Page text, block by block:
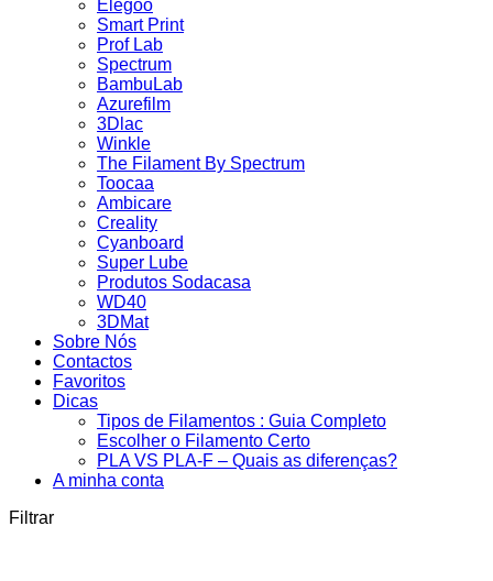
Elegoo
Smart Print
Prof Lab
Spectrum
BambuLab
Azurefilm
3Dlac
Winkle
The Filament By Spectrum
Toocaa
Ambicare
Creality
Cyanboard
Super Lube
Produtos Sodacasa
WD40
3DMat
Sobre Nós
Contactos
Favoritos
Dicas
Tipos de Filamentos : Guia Completo
Escolher o Filamento Certo
PLA VS PLA-F – Quais as diferenças?
A minha conta
Filtrar